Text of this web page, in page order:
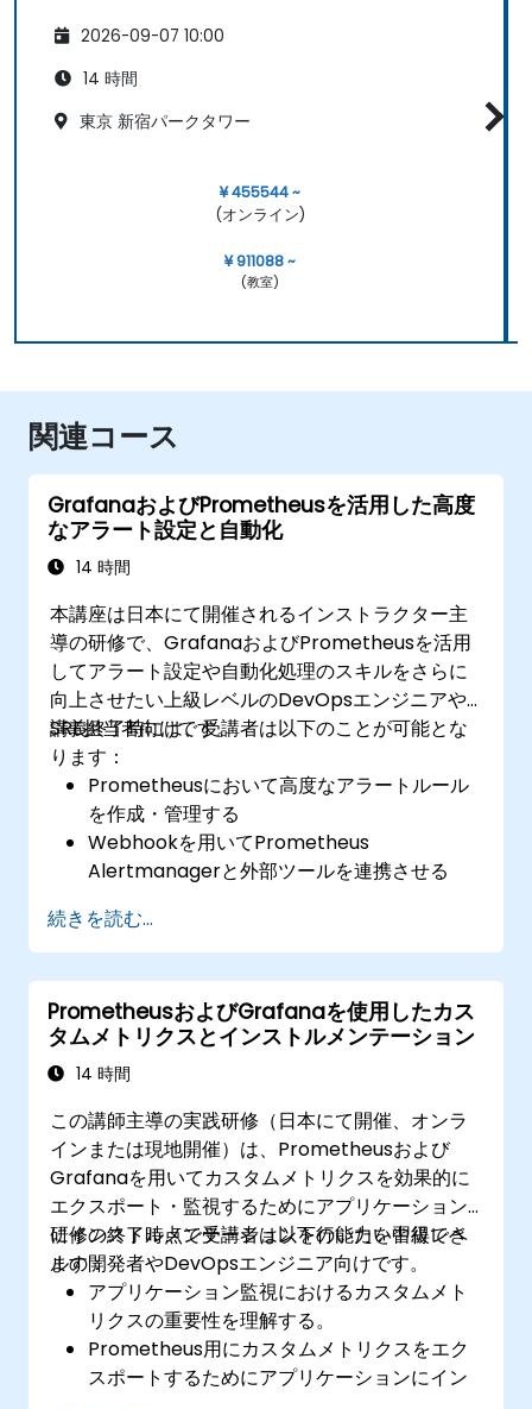
2026-09-07 10:00
14 時間
東京 新宿パークタワー
¥ 455544 ~
(オンライン)
¥ 911088 ~
(教室)
関連コース
GrafanaおよびPrometheusを活用した高度
なアラート設定と自動化
14 時間
本講座は日本にて開催されるインストラクター主
導の研修で、GrafanaおよびPrometheusを活用
してアラート設定や自動化処理のスキルをさらに
向上させたい上級レベルのDevOpsエンジニアや
SRE担当者向けです。
講義終了時には、受講者は以下のことが可能とな
ります：
Prometheusにおいて高度なアラートルール
を作成・管理する
Webhookを用いてPrometheus
Alertmanagerと外部ツールを連携させる
動応答処理を実装する
Grafanaを用いてアラート情報を効果的に可
視化・管理する
続きを読む...
PrometheusおよびGrafanaを使用したカス
タムメトリクスとインストルメンテーション
14 時間
この講師主導の実践研修（日本にて開催、オンラ
インまたは現地開催）は、Prometheusおよび
Grafanaを用いてカスタムメトリクスを効果的に
エクスポート・監視するためにアプリケーション
にインストルメンテーションを行いたい中級レベ
ルの開発者やDevOpsエンジニア向けです。
研修の終了時点で受講者は以下の能力を習得でき
ます：
アプリケーション監視におけるカスタムメト
リクスの重要性を理解する。
Prometheus用にカスタムメトリクスをエク
スポートするためにアプリケーションにイン